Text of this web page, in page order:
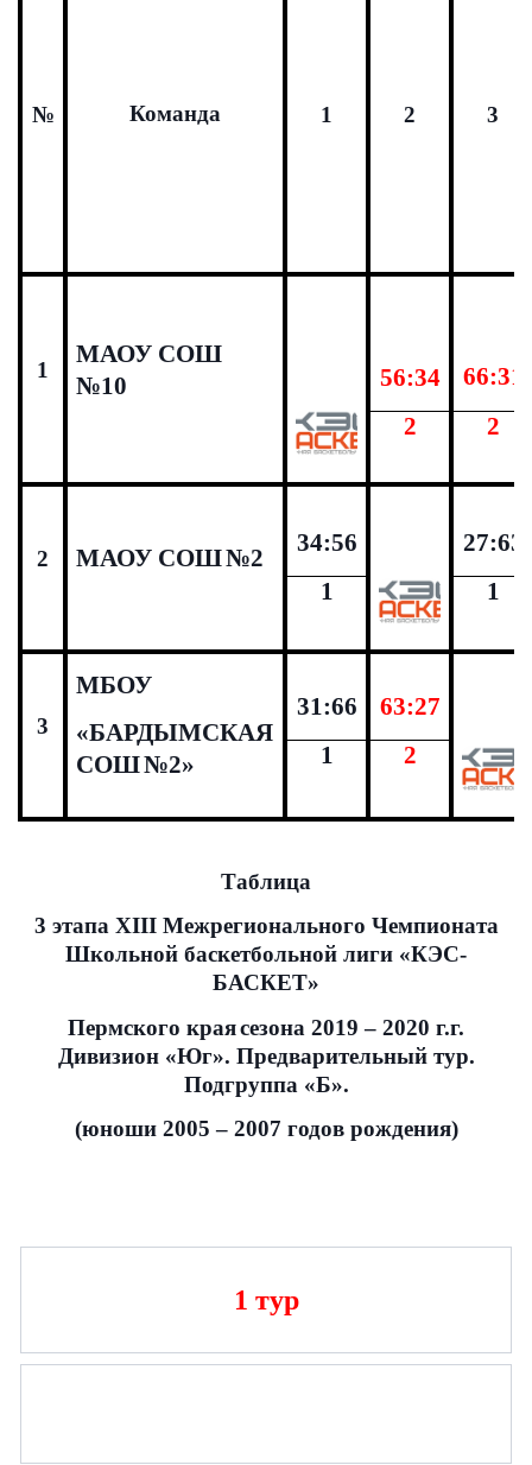
№ Команда 1 2 3
1
МАОУ СОШ
№10
56:34
66:31
2
2
2 МАОУ СОШ№2
34:56
27:63
1
1
3
МБОУ
«БАРДЫМСКАЯ
СОШ№2»
31:66
63:27
1
2
Таблица
3 этапа XIIIМежрегионального Чемпионата
Школьной баскетбольной лиги «КЭС-
БАСКЕТ»
Пермского краясезона 2019 – 2020 г.г.
Дивизион «Юг». Предварительный тур.
Подгруппа «Б».
(юноши 2005 – 2007 годов рождения)
1 тур
Имя
Имя